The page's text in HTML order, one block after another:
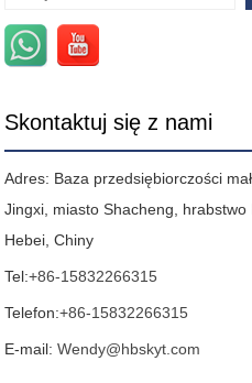
Skontaktuj się z nami
Adres: Baza przedsiębiorczości
Jingxi, miasto Shacheng, hrabstwo
Hebei, Chiny
Tel:+86-15832266315
Telefon:+86-15832266315
E-mail:Wendy@hbskyt.com